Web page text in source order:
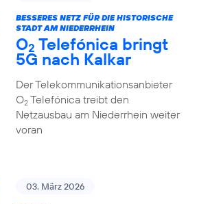
BESSERES NETZ FÜR DIE HISTORISCHE
STADT AM NIEDERRHEIN
O2 Telefónica bringt
5G nach Kalkar
Der Telekommunikationsanbieter
O2Telefónica treibt den
Netzausbau am Niederrhein weiter
voran
03. März 2026